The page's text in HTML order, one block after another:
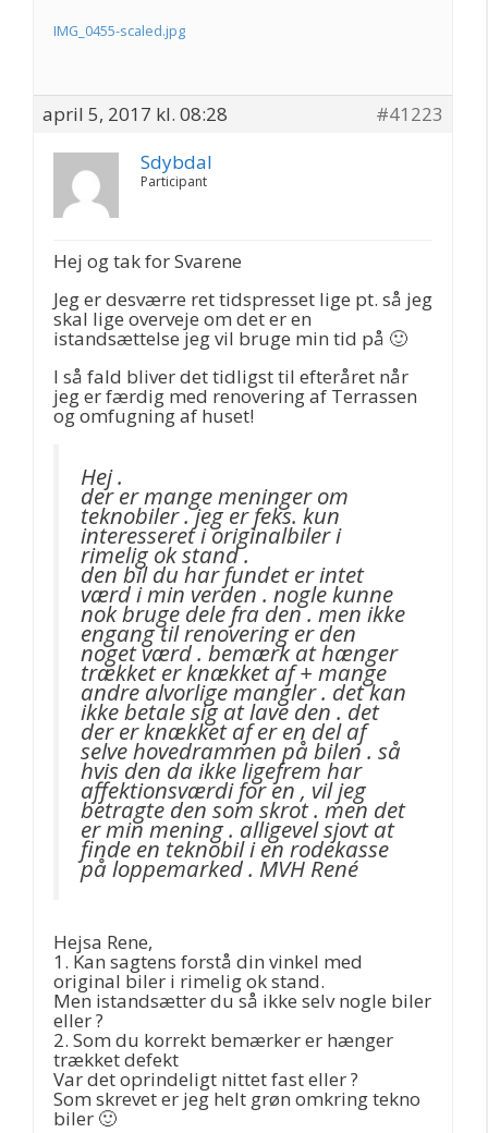
IMG_0455-scaled.jpg
april 5, 2017 kl. 08:28
#41223
Sdybdal
Participant
Hej og tak for Svarene
Jeg er desværre ret tidspresset lige pt. så jeg
skal lige overveje om det er en
istandsættelse jeg vil bruge min tid på 🙂
I så fald bliver det tidligst til efteråret når
jeg er færdig med renovering af Terrassen
og omfugning af huset!
Hej .
der er mange meninger om
teknobiler . jeg er feks. kun
interesseret i originalbiler i
rimelig ok stand .
den bil du har fundet er intet
værd i min verden . nogle kunne
nok bruge dele fra den . men ikke
engang til renovering er den
noget værd . bemærk at hænger
trækket er knækket af + mange
andre alvorlige mangler . det kan
ikke betale sig at lave den . det
der er knækket af er en del af
selve hovedrammen på bilen . så
hvis den da ikke ligefrem har
affektionsværdi for en , vil jeg
betragte den som skrot . men det
er min mening . alligevel sjovt at
finde en teknobil i en rodekasse
på loppemarked . MVH René
Hejsa Rene,
1. Kan sagtens forstå din vinkel med
original biler i rimelig ok stand.
Men istandsætter du så ikke selv nogle biler
eller ?
2. Som du korrekt bemærker er hænger
trækket defekt
Var det oprindeligt nittet fast eller ?
Som skrevet er jeg helt grøn omkring tekno
biler 🙂